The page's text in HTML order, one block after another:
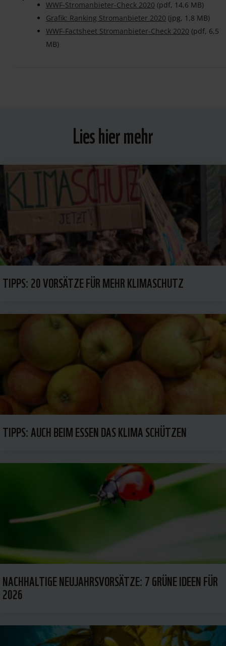
WWF-Stromanbieter-Check 2020 (pdf, 14,6 MB)
Grafik: Ranking Stromanbieter 2020 (jpg, 1,8 MB)
WWF-Factsheet Stromanbieter-Check 2020 (pdf, 6,5
MB)
Lies hier mehr
TIPPS: 20 VORSÄTZE FÜR MEHR KLIMASCHUTZ
TIPPS: AUCH BEIM ESSEN DAS KLIMA SCHÜTZEN
NACHHALTIGE NEUJAHRSVORSÄTZE: 7 GRÜNE IDEEN FÜR
2026